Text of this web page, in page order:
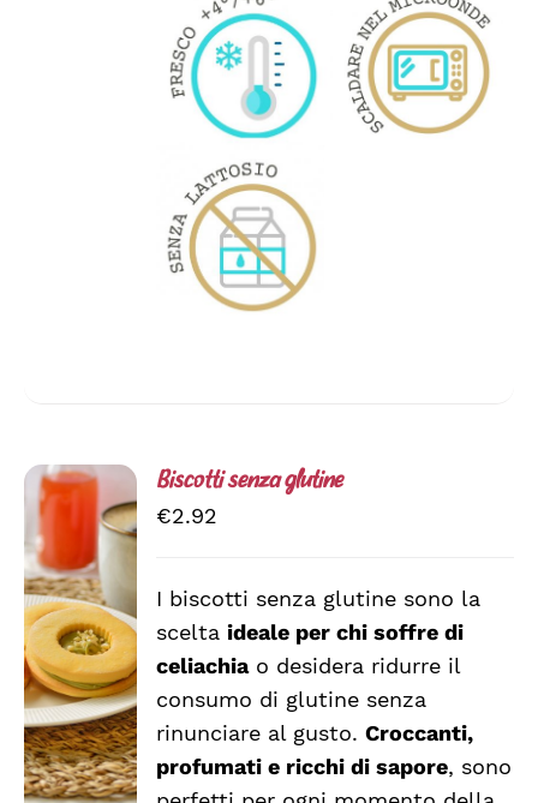
SCEGLI
QUESTO
PRODOTTO
HA
PIÙ
VARIANTI.
LE
/
DETTAGLI
Biscotti senza glutine
€2.92
I biscotti senza glutine sono la
sceltaideale per chi soffre di
celiachiao desidera ridurre il
consumo di glutine senza
rinunciare al gusto.Croccanti,
profumati e ricchi di sapore, sono